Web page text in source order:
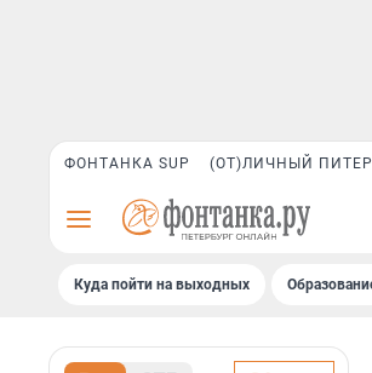
ФОНТАНКА SUP (ОТ)ЛИЧНЫЙ ПИТЕР
Куда пойти на выходных